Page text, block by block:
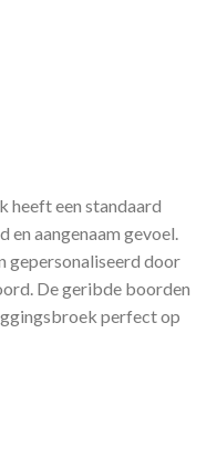
heeft een standaard
en aangenaam gevoel.
gepersonaliseerd door
De geribde boorden
perfect op